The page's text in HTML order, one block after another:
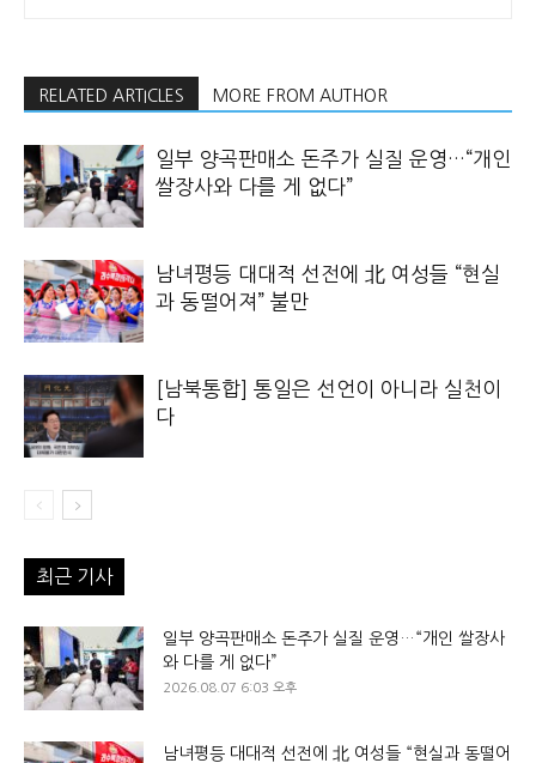
RELATED ARTICLES MORE FROM AUTHOR
일부 양곡판매소 돈주가 실질 운영…“개인
쌀장사와 다를 게 없다”
남녀평등 대대적 선전에 北 여성들 “현실
과 동떨어져” 불만
[남북통합] 통일은 선언이 아니라 실천이
다
최근 기사
일부 양곡판매소 돈주가 실질 운영…“개인 쌀장사
와 다를 게 없다”
2026.08.07 6:03 오후
남녀평등 대대적 선전에 北 여성들 “현실과 동떨어